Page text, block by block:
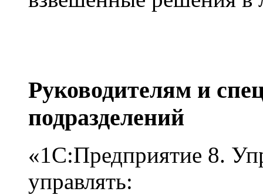
Руководителям и
подразделений
«1С:Предприятие 8.
управлять: